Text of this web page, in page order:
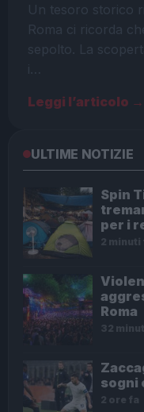
Un tesoro storico
Roma ci ricorda
sepolto. La
i…
Leggi l’articolo →
ULTIME NOTIZIE
Spin
per i
2 minuti
Roma
32
sogni
2 ore fa